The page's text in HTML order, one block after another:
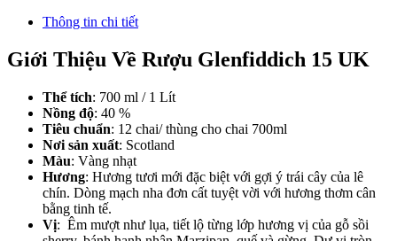
Thông tin chi tiết
Giới Thiệu Về Rượu Glenfiddich 15 UK
Thể tích: 700 ml / 1 Lít
Nồng độ: 40 %
Tiêu chuẩn: 12 chai/ thùng cho chai 700ml
Nơi sản xuất: Scotland
Màu: Vàng nhạt
Hương: Hương tươi mới đặc biệt với gợi ý trái cây của lê
chín. Dòng mạch nha đơn cất tuyệt vời với hương thơm cân
bằng tinh tế.
Vị: Êm mượt như lụa, tiết lộ từng lớp hương vị của gỗ sồi